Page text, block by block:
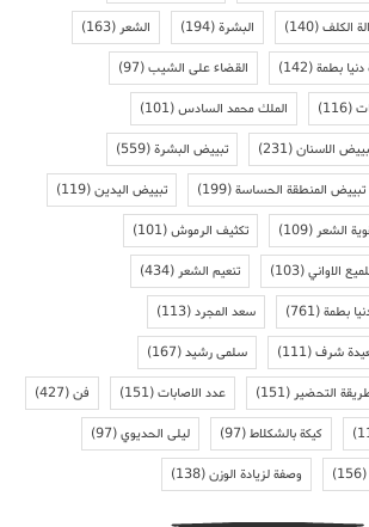
الكلف(140) البشرة(194) الشعر(163)
دنيا بطمة(142) القضاء على الشيب(97)
(116) الملك محمد السادس(101)
الاسنان(231) تبييض البشرة(559)
تبييض المنطقة الحساسة(199) تبييض اليدين(119)
الشعر(109) تكثيف الرموش(101)
الاواني(103) تنعيم الشعر(434)
بطمة(761) سعد المجرد(113)
شرف(111) سلمى رشيد(167)
التحضير(151) عدد الاصابات(151) فن(427)
كيكة بالشكلاط(97) ليلى الحديوي(97)
(156) وصفة لزيادة الوزن(138)